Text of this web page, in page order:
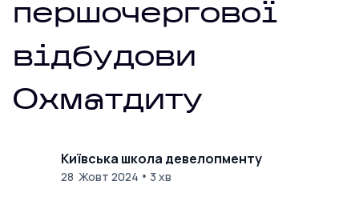
першочергової
відбудови
Охматдиту
Київська школа девелопменту
28 Жовт 2024 • 3 хв